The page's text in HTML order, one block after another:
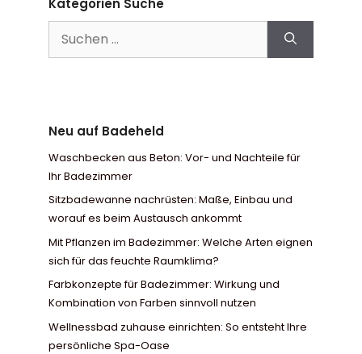
nach:
Neu auf Badeheld
Waschbecken aus Beton: Vor- und Nachteile für
Ihr Badezimmer
Sitzbadewanne nachrüsten: Maße, Einbau und
worauf es beim Austausch ankommt
Mit Pflanzen im Badezimmer: Welche Arten eignen
sich für das feuchte Raumklima?
Farbkonzepte für Badezimmer: Wirkung und
Kombination von Farben sinnvoll nutzen
Wellnessbad zuhause einrichten: So entsteht Ihre
persönliche Spa-Oase